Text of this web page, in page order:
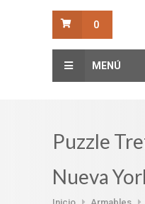
0
MENÚ
Puzzle
Nueva